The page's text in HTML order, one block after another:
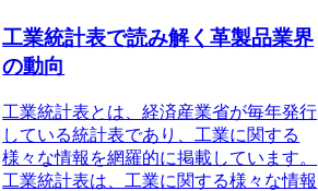
工業統計表で読み解く革製品業界
の動向
工業統計表とは、経済産業省が毎年発行
している統計表であり、工業に関する
様々な情報を網羅的に掲載しています。
工業統計表は、工業に関する様々な情報